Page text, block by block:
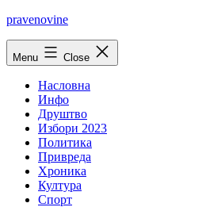
Skip
pravenovine
Menu Close
Насловна
Инфо
Друштво
Избори 2023
Политика
Привреда
Хроника
Култура
Спорт